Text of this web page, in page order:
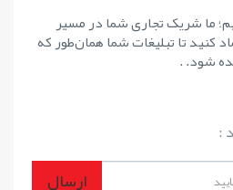
ما شریک تجاری شما در مسیر
کنید تا تبلیغات شما همان‌طور که
شود. .
:
ارسال